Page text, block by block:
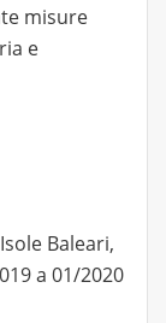
misure
e
Baleari,
a 01/2020